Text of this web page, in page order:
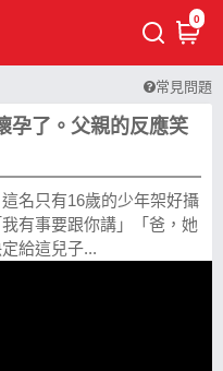
0
常見問題
孕了。父親的反應笑
名只有16歲的少年架好攝
有事要跟你講」「爸，她
給這兒子...